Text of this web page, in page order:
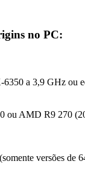
no PC:
a 3,9 GHz ou
AMD R9 270
versões de